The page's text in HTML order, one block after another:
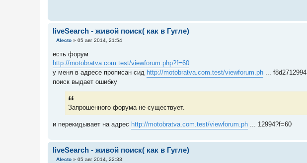
и
liveSearch - живой поиск( как в Гугле)
С
б
щ
е
н
и
Alecto » 05 авг 2014, 21:54
есть форум
http://motobratva.com.test/viewforum.php?f=60
у меня в адресе прописан сид http://motobratva.com.test/viewforum.ph ... f8d2712994
поиск выдает ошибку
Запрошенного форума не существует.
и перекидывает на адрес http://motobratva.com.test/viewforum.ph ... 12994?f=60
liveSearch - живой поиск( как в Гугле)
С
Alecto » 05 авг 2014, 22:33